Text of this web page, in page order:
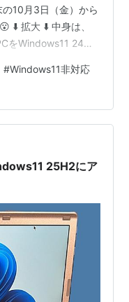
10月3日（金）から
⬇️ 拡大 ⬇️ 中身は、
をWindows11 24H2
と１週間だ！）の
てネットをさまよ
たアップグレード記
でもないんだが、
#Windows11非対応
25H2にア